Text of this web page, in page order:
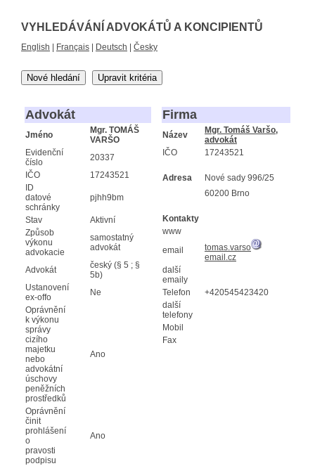
VYHLEDÁVÁNÍ ADVOKÁTŮ A KONCIPIENTŮ
English Français Deutsch Česky
Nové hledání Upravit kritéria
Advokát
Jméno
Mgr. TOMÁŠ
VARŠO
Evidenční
číslo
20337
IČO
17243521
ID
datové
schránky
pjhh9bm
Stav
Aktivní
Způsob
výkonu
advokacie
samostatný
advokát
Advokát
český (§ 5 ; §
5b)
Ustanovení
ex-offo
Ne
Oprávnění
k výkonu
správy
cizího
majetku
nebo
advokátní
úschovy
peněžních
prostředků
Ano
Oprávnění
činit
prohlášení
o
pravosti
podpisu
Ano
Firma
Název
Mgr. Tomáš Varšo,
advokát
IČO
17243521
Adresa
Nové sady 996/25
60200 Brno
Kontakty
www
email
tomas.varso
email.cz
další
emaily
Telefon
+420545423420
další
telefony
Mobil
Fax